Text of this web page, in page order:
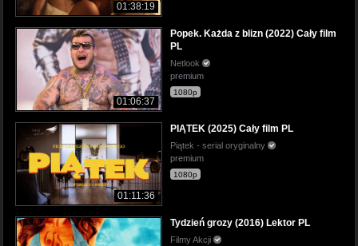
01:38:19
01:06:37
Popek. Każda z blizn (2022) Cały film
PL
Netlook
premium
1080p
01:11:36
PIĄTEK (2025) Cały film PL
Piątek - serial oryginalny
premium
1080p
Tydzień grozy (2016) Lektor PL
Filmy Akcji